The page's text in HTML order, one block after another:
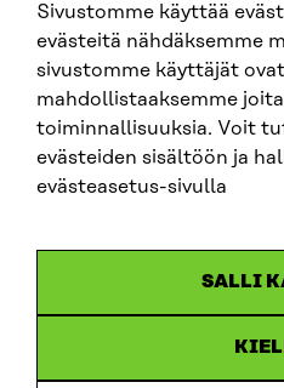
Sivustomme käyttää
evästeitä nähdäksemme
sivustomme käyttäjät
mahdollistaaksemme
toiminnallisuuksia. Voit
evästeiden sisältöön ja
evästeasetus-sivulla
SALLI
SITRA SOSIAALISESSA MEDIASSA
LinkedIn
Instagram
YouTube